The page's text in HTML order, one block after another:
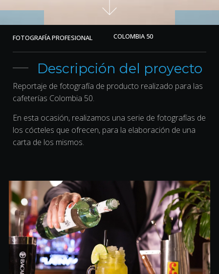
FOTOGRAFÍA PROFESIONAL COLOMBIA 50
Descripción del proyecto
Reportaje de fotografía de producto realizado para las
cafeterías Colombia 50.
En esta ocasión, realizamos una serie de fotografías de
los cócteles que ofrecen, para la elaboración de una
carta de los mismos.